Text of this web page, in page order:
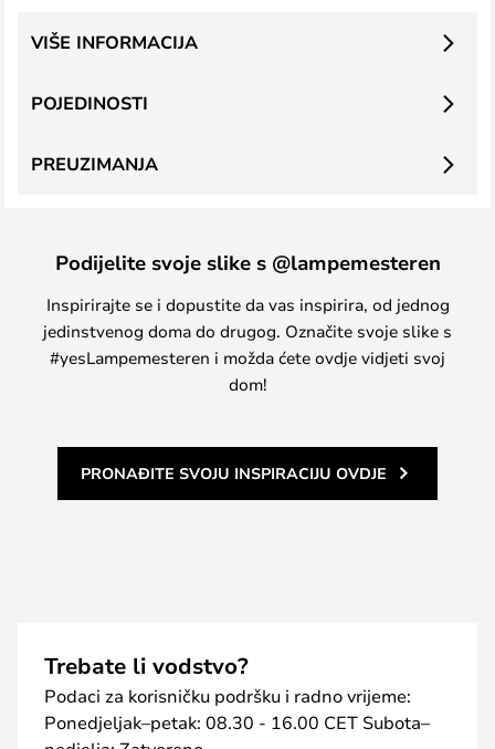
POJEDINOSTI
VIŠE INFORMACIJA
PREUZIMANJA
Podijelite svoje slike s @lampemesteren
Inspirirajte se i dopustite da vas inspirira, od jednog
jedinstvenog doma do drugog. Označite svoje slike s
#yesLampemesteren i možda ćete ovdje vidjeti svoj
dom!
PRONAĐITE SVOJU INSPIRACIJU OVDJE
Trebate li vodstvo?
Podaci za korisničku podršku i radno vrijeme:
Ponedjeljak–petak: 08.30 - 16.00 CET Subota–